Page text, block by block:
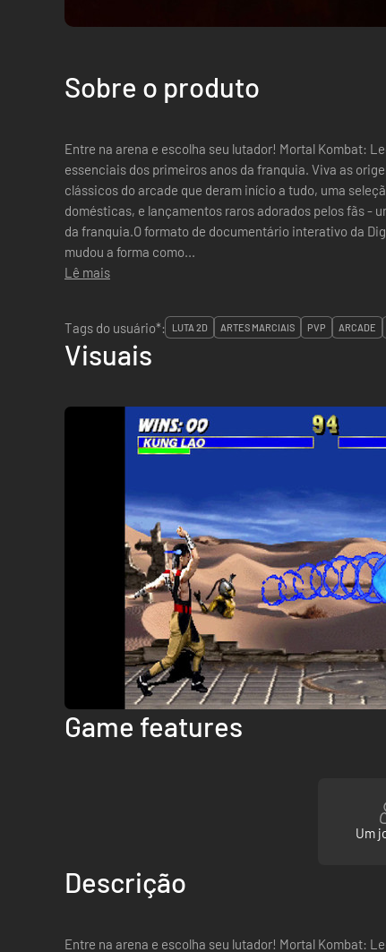
Sobre o produto
Entre na arena e escolha seu lutador! Mortal Kombat:
essenciais dos primeiros anos da franquia. Viva as
clássicos do arcade que deram início a tudo, uma
domésticas, e lançamentos raros adorados pelos fãs -
da franquia.O formato de documentário interativo da
mudou a forma como...
Lê mais
Tags do usuário*:
LUTA 2D ARTES MARCIAIS PVP ARCADE
Visuais
Game features
Um
Descrição
Entre na arena e escolha seu lutador! Mortal Kombat: